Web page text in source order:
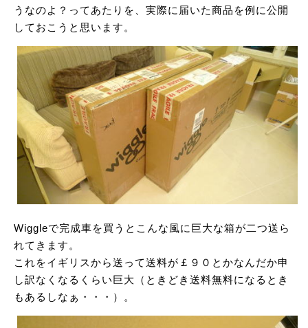
うなのよ？ってあたりを、実際に届いた商品を例に公開
しておこうと思います。
Wiggleで完成車を買うとこんな風に巨大な箱が二つ送ら
れてきます。
これをイギリスから送って送料が￡９０とかなんだか申
し訳なくなるくらい巨大（ときどき送料無料になるとき
もあるしなぁ・・・）。